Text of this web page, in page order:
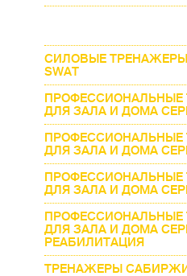
СИЛОВЫЕ ТРЕНАЖЕРЫ
SWAT
ПРОФЕССИОНАЛЬНЫЕ
ДЛЯ ЗАЛА И ДОМА
ПРОФЕССИОНАЛЬНЫЕ
ДЛЯ ЗАЛА И ДОМА
ПРОФЕССИОНАЛЬНЫЕ
ДЛЯ ЗАЛА И ДОМА
ПРОФЕССИОНАЛЬНЫЕ
ДЛЯ ЗАЛА И ДОМА
РЕАБИЛИТАЦИЯ
ТРЕНАЖЕРЫ